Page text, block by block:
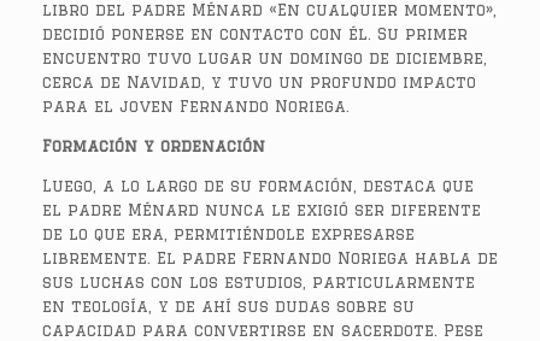
libro del padre Ménard «En cualquier momento»,
decidió ponerse en contacto con él. Su primer
encuentro tuvo lugar un domingo de diciembre,
cerca de Navidad, y tuvo un profundo impacto
para el joven Fernando Noriega.
Formación y ordenación
Luego, a lo largo de su formación, destaca que
el padre Ménard nunca le exigió ser diferente
de lo que era, permitiéndole expresarse
libremente. El padre Fernando Noriega habla de
sus luchas con los estudios, particularmente
en teología, y de ahí sus dudas sobre su
capacidad para convertirse en sacerdote. Pese